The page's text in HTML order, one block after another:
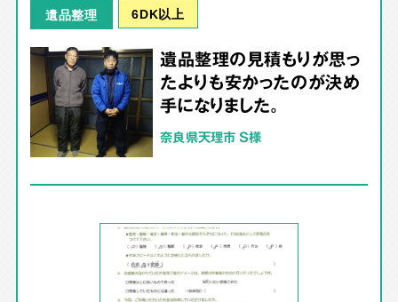
遺品整理 6DK以上
遺品整理の見積もりが思っ
たよりも安かったのが決め
手になりました。
奈良県天理市 S様